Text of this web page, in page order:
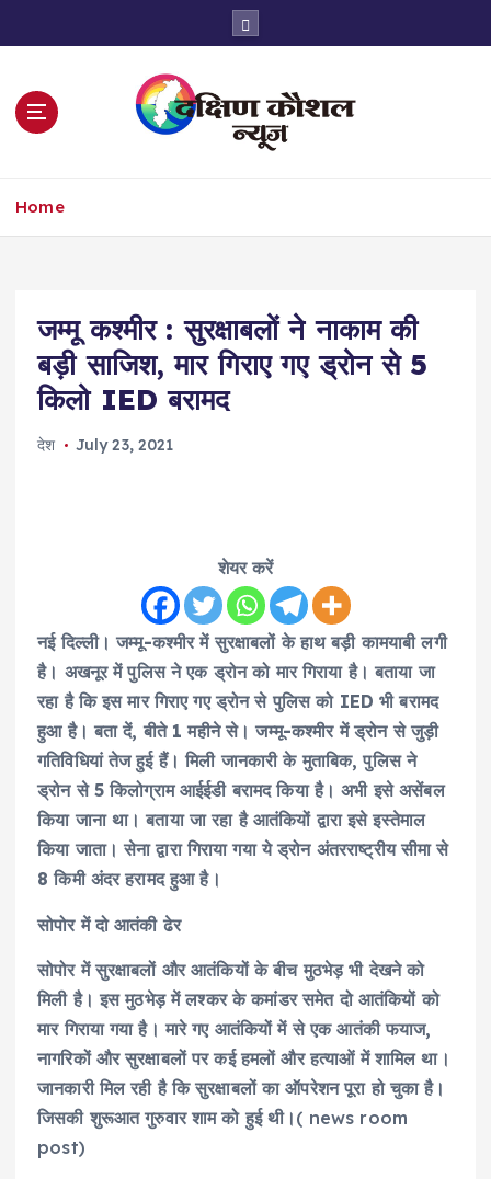
t
Home
जम्मू कश्मीर : सुरक्षाबलों ने नाकाम की
बड़ी साजिश, मार गिराए गए ड्रोन से 5
किलो IED बरामद
देश July 23, 2021
शेयर करें
नई दिल्ली। जम्मू-कश्मीर में सुरक्षाबलों के हाथ बड़ी कामयाबी लगी
है। अखनूर में पुलिस ने एक ड्रोन को मार गिराया है। बताया जा
रहा है कि इस मार गिराए गए ड्रोन से पुलिस को IED भी बरामद
हुआ है। बता दें, बीते 1 महीने से। जम्मू-कश्मीर में ड्रोन से जुड़ी
गतिविधियां तेज हुई हैं। मिली जानकारी के मुताबिक, पुलिस ने
ड्रोन से 5 किलोग्राम आईईडी बरामद किया है। अभी इसे असेंबल
किया जाना था। बताया जा रहा है आतंकियों द्वारा इसे इस्तेमाल
किया जाता। सेना द्वारा गिराया गया ये ड्रोन अंतरराष्ट्रीय सीमा से
8 किमी अंदर हरामद हुआ है।
सोपोर में दो आतंकी ढेर
सोपोर में सुरक्षाबलों और आतंकियों के बीच मुठभेड़ भी देखने को
मिली है। इस मुठभेड़ में लश्कर के कमांडर समेत दो आतंकियों को
मार गिराया गया है। मारे गए आतंकियों में से एक आतंकी फयाज,
नागरिकों और सुरक्षाबलों पर कई हमलों और हत्याओं में शामिल था।
जानकारी मिल रही है कि सुरक्षाबलों का ऑपरेशन पूरा हो चुका है।
जिसकी शुरूआत गुरुवार शाम को हुई थी। ( news room
post)